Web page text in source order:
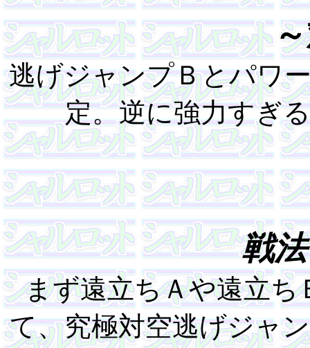
逃げジャンプＢとパワ
定。逆に強力すぎ
戦
まず遠立ちＡや遠立
て、究極対空逃げジャ